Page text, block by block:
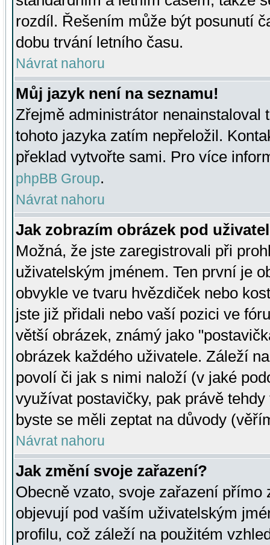
rozdíl. Řešením může být posunutí
dobu trvání letního času.
Návrat nahoru
Můj jazyk není na seznamu!
Zřejmě administrátor nenainstaloval
tohoto jazyka zatím nepřeložil.
překlad vytvořte sami. Pro více
phpBB Group.
Návrat nahoru
Jak zobrazím obrázek pod
Možná, že jste zaregistrovali při
uživatelským jménem. Ten první je
obvykle ve tvaru hvězdiček nebo
jste již přidali nebo vaší pozici ve
větší obrázek, známý jako
obrázek každého uživatele. Záleží
povolí či jak s nimi naloží (v jaké
využívat postavičky, pak právě
byste se měli zeptat na důvody
Návrat nahoru
Jak změní svoje zařazení?
Obecně vzato, svoje zařazení přímo
objevují pod vaším uživatelským
profilu, což záleží na použitém